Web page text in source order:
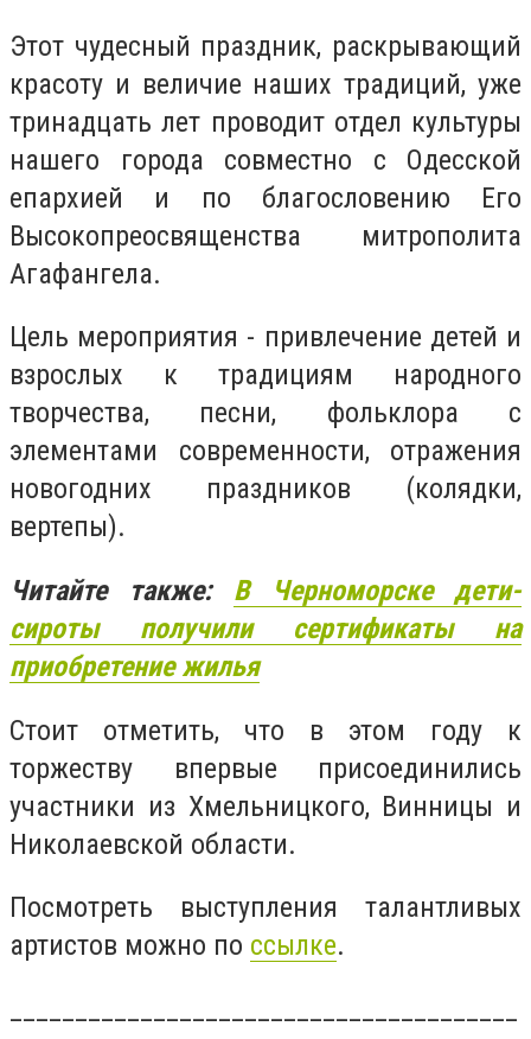
Этот чудесный праздник, раскрывающий
красоту и величие наших традиций, уже
тринадцать лет проводит отдел культуры
нашего города совместно с Одесской
епархией и по благословению Его
Высокопреосвященства митрополита
Агафангела.
Цель мероприятия - привлечение детей и
взрослых к традициям народного
творчества, песни, фольклора с
элементами современности, отражения
новогодних праздников (колядки,
вертепы).
Читайте также: В Черноморске дети-
сироты получили сертификаты на
приобретение жилья
Стоит отметить, что в этом году к
торжеству впервые присоединились
участники из Хмельницкого, Винницы и
Николаевской области.
Посмотреть выступления талантливых
артистов можно по ссылке.